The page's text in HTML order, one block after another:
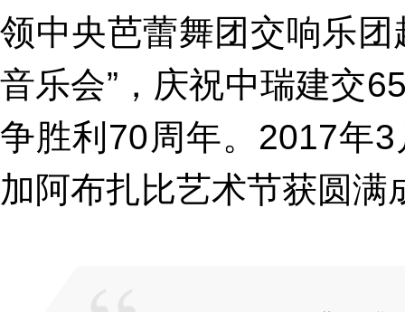
领中央芭蕾舞团交响乐
音乐会”，庆祝中瑞建交
争胜利70周年。2017年
加阿布扎比艺术节获圆满